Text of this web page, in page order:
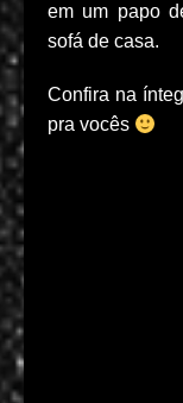
em um papo
sofá de casa.
Confira na
pra vocês